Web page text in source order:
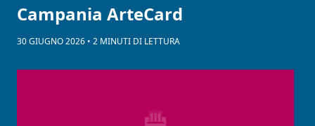
Campania ArteCard
30 GIUGNO 2026 • 2 MINUTI DI LETTURA